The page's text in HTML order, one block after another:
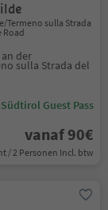
Termeno sulla Strada
Road
der
sulla Strada del
Südtirol Guest Pass
vanaf 90€
/ 2 Personen Incl. btw